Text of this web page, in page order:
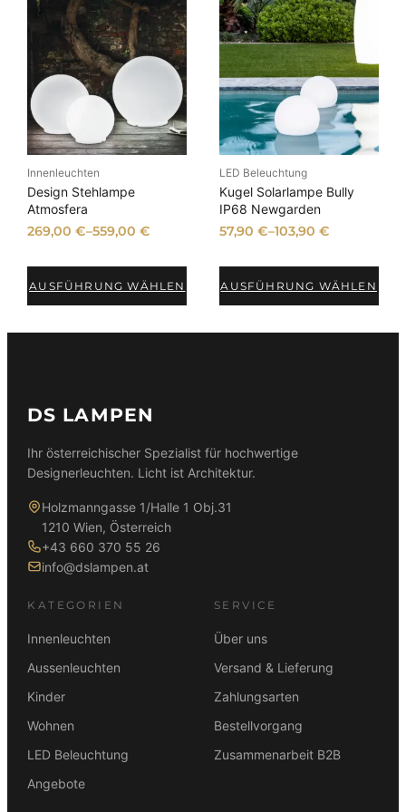
Innenleuchten
Design Stehlampe
Atmosfera
269,00€–559,00€
AUSFÜHRUNG WÄHLEN
LED Beleuchtung
Kugel Solarlampe Bully
IP68 Newgarden
57,90 €–103,90 €
AUSFÜHRUNG WÄHLEN
DS LAMPEN
Ihr österreichischer Spezialist für hochwertige
Designerleuchten. Licht ist Architektur.
Holzmanngasse 1/Halle 1 Obj.31
1210 Wien, Österreich
+43 660 370 55 26
info@dslampen.at
KATEGORIEN
Innenleuchten
Aussenleuchten
Kinder
Wohnen
LED Beleuchtung
Angebote
SERVICE
Über uns
Versand & Lieferung
Zahlungsarten
Bestellvorgang
Zusammenarbeit B2B